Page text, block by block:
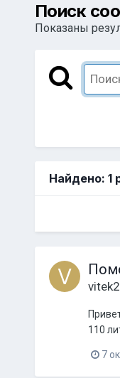
Поиск
Показаны
Найдено: 1
110
7